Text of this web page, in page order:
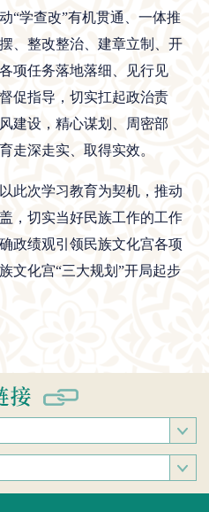
“学查改”有机贯通、一体推
、整改整治、建章立制、开
项任务落地落细、见行见
促指导，切实扛起政治责
建设，精心谋划、周密部
走深走实、取得实效。
此次学习教育为契机，推动
，切实当好民族工作的工作
政绩观引领民族文化宫各项
文化宫“三大规划”开局起步